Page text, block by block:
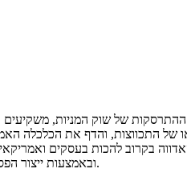
של שוק המניות, משקיעים
של התכווצות, והדף את הכלכלה
בקרוב להכות בעסקים
ובאמצעות ייצור הפסדיהם, תעסוקה, וחיסכון נכשלו.